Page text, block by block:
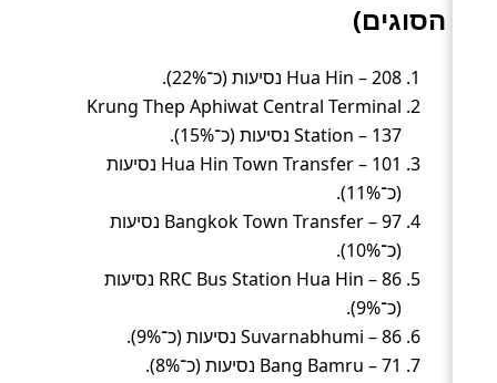
הסוגים)
Hua Hin – 208 נסיעות (כ־22%).
Krung Thep Aphiwat Central Terminal
Station – 137 נסיעות (כ־15%).
Hua Hin Town Transfer – 101 נסיעות
(כ־11%).
Bangkok Town Transfer – 97 נסיעות
(כ־10%).
RRC Bus Station Hua Hin – 86 נסיעות
(כ־9%).
Suvarnabhumi – 86 נסיעות (כ־9%).
Bang Bamru – 71 נסיעות (כ־8%).